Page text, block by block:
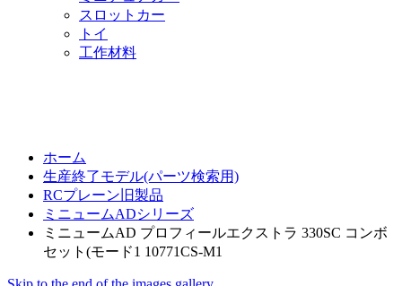
スロットカー
トイ
工作材料
ホーム
生産終了モデル(パーツ検索用)
RCプレーン旧製品
ミニュームADシリーズ
ミニュームAD プロフィールエクストラ 330SC コンボ
セット(モード1 10771CS-M1